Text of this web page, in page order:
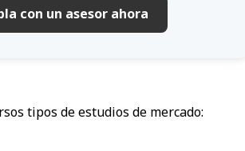
con un asesor ahora
tipos de estudios de mercado: